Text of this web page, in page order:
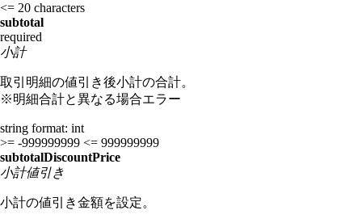
<= 20 characters
subtotal
required
小計
取引明細の値引き後小計の合計。
※明細合計と異なる場合エラー
string format: int
>= -999999999 <= 999999999
subtotalDiscountPrice
小計値引き
小計の値引き金額を設定。